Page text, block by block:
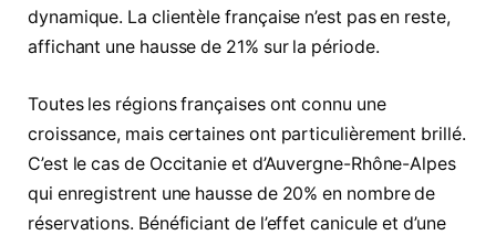
dynamique. La clientèle française n’est pas en reste,
affichant une hausse de 21% sur la période.
Toutes les régions françaises ont connu une
croissance, mais certaines ont particulièrement brillé.
C’est le cas de Occitanie et d’Auvergne-Rhône-Alpes
qui enregistrent une hausse de 20% en nombre de
réservations. Bénéficiant de l’effet canicule et d’une